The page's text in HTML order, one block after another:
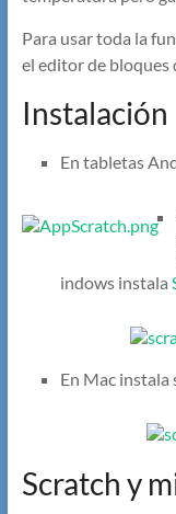
Para usar toda la
el editor de bloques
Instalación
En tabletas
indows instala
En Mac instala
Scratch y